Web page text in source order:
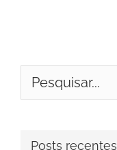
Buscar
Posts recentes